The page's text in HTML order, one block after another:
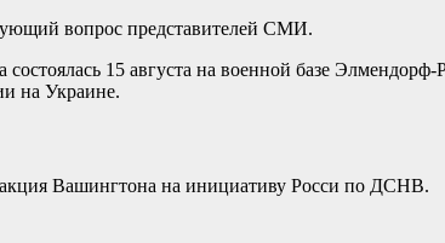
вопрос представителей СМИ.
15 августа на военной базе
на Украине.
Вашингтона на инициативу Росси по ДСНВ.